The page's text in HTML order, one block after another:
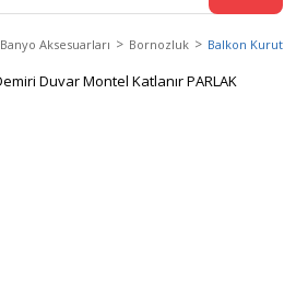
Banyo Aksesuarları Bornozluk Balkon